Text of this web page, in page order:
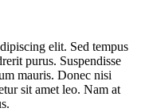
elit. Sed tempus
purus. Suspendisse
mauris. Donec nisi
sit amet leo. Nam at